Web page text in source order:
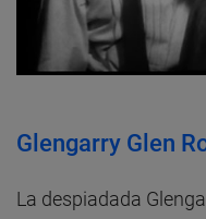
Glengarry Glen
La despiadada